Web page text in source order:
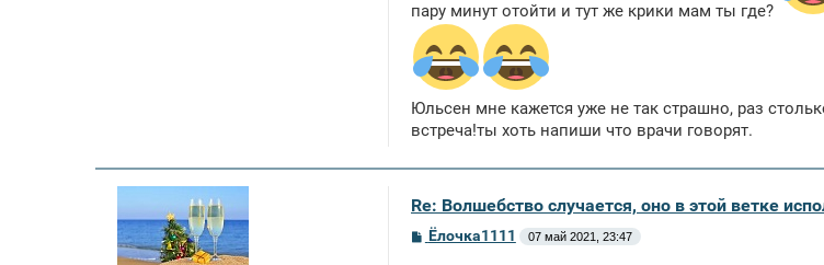
пару минут отойти и тут же крики мам ты где?
Юльсен мне кажется уже не так страшно, раз
встреча!ты хоть напиши что врачи говорят.
Re: Волшебство случается, оно в этой ветке
СЁлочка1111 07 май 2021, 23:47